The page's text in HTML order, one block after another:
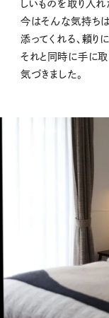
しいものを取り入れ
今はそんな気持ち
添ってくれる、頼り
それと同時に手に取
気づきました。